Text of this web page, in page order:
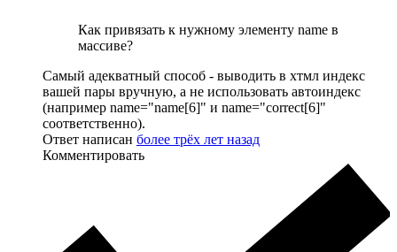
Как привязать к нужному элементу name в
массиве?
Самый адекватный способ - выводить в хтмл индекс
вашей пары вручную, а не использовать автоиндекс
(например name="name[6]" и name="correct[6]"
соответственно).
Ответ написан более трёх лет назад
Комментировать